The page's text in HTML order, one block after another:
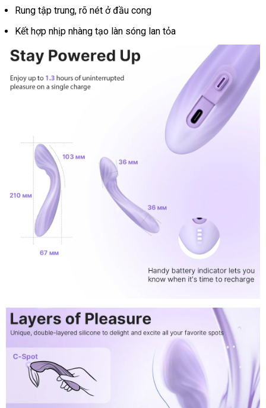
hàng
Rung tập trungnhập
khẩu
, rõ nét ở đầu cong
Kết hợp nhịp nhàng tạo làn sóng lan tỏa